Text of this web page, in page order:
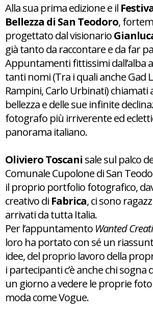
Alla sua prima edizione e il
Bellezza di San Teodoro,
progettato dal visionario
già tanto da raccontare e da far
Appuntamenti fittissimi dall’alba
tanti nomi (Tra i quali anche Gad
Rampini, Carlo Urbinati) chiamati
bellezza e delle sue infinite
fotografo più irriverente ed
panorama italiano.
Oliviero Toscani sale sul palco
Comunale Cupolone di San
il proprio portfolio fotografico,
creativo di Fabrica, ci sono
arrivati da tutta Italia.
Per l’appuntamento Wanted
loro ha portato con sé un
idee, del proprio lavoro della
i partecipanti c’è anche chi
un giorno a vedere le proprie
moda come Vogue.